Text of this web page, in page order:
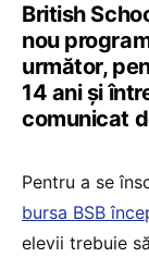
British
nou
următor,
14 ani și
comunicat
Pentru a se
bursa BSB
elevii trebuie